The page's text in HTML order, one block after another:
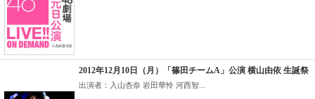
2012年12月10日（月）「篠田チームA」公演 横山由依 生誕祭
出演者：入山杏奈 岩田華怜 河西智...